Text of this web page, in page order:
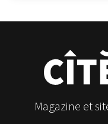
Magazine et